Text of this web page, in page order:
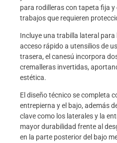
para rodilleras con tapeta fija y
trabajos que requieren
Incluye una trabilla lateral
acceso rápido a utensilios de
trasera, el canesú incorpora
cremalleras invertidas,
estética.
El diseño técnico se completa
entrepierna y el bajo, además
clave como los laterales y la
mayor durabilidad frente al
en la parte posterior del bajo